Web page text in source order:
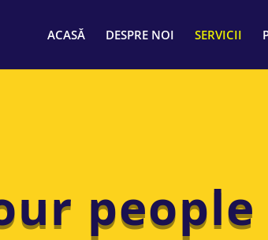
ACASĂ DESPRE NOI SERVICII